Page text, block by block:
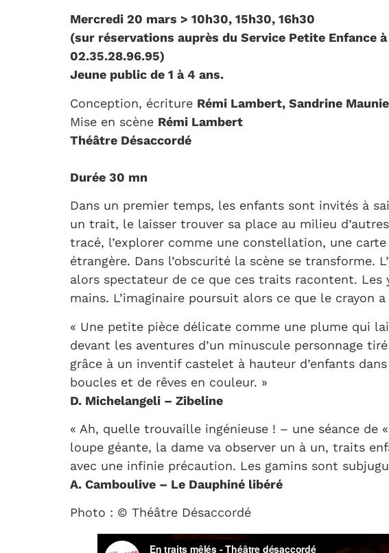
Mercredi 20 mars > 10h30, 15h30, 16h30
(sur réservations auprès du Service Petite Enfance
02.35.28.96.95)
Jeune public de 1 à 4 ans.
Conception, écriture Rémi Lambert, Sandrine
Mise en scène Rémi Lambert
Théâtre Désaccordé
Durée 30 mn
Dans un premier temps, les enfants sont invités à
un trait, le laisser trouver sa place au milieu
tracé, l’explorer comme une constellation, une
étrangère. Dans l’obscurité la scène se transforme.
alors spectateur de ce que ces traits racontent. Les
mains. L’imaginaire poursuit alors ce que le crayon
« Une petite pièce délicate comme une plume qui
devant les aventures d’un minuscule personnage
grâce à un inventif castelet à hauteur d’enfants
boucles et de rêves en couleur. »
D. Michelangeli – Zibeline
« Ah, quelle trouvaille ingénieuse ! – une séance de
loupe géante, la dame va observer un à un, traits
avec une infinie précaution. Les gamins sont
A. Camboulive – Le Dauphiné libéré
Photo : © Théâtre Désaccordé